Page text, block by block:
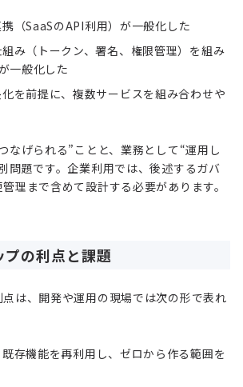
（SaaSのAPI利用）が一般化した
み（トークン、署名、権限管理）を組み
一般化した
を前提に、複数サービスを組み合わせや
なげられる”ことと、業務として“運用し
問題です。企業利用では、後述するガバ
理まで含めて設計する必要があります。
プの利点と課題
は、開発や運用の現場では次の形で表れ
既存機能を再利用し、ゼロから作る範囲を